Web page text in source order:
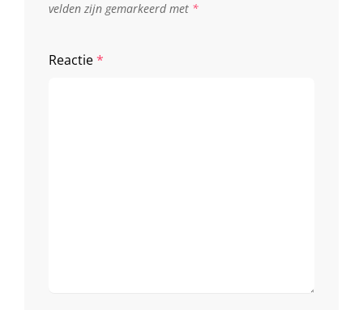
velden zijn gemarkeerd met *
Reactie*